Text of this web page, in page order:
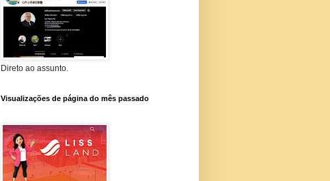
Direto ao assunto.
Visualizações de página do mês passado